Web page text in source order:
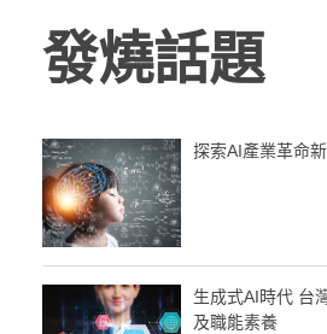
發燒話題
探索AI產業革命
生成式AI時代 台
及職能素養